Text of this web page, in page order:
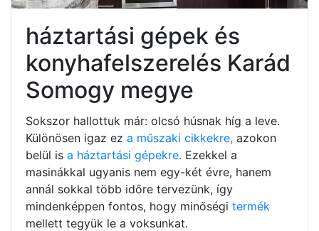
háztartási gépek és
konyhafelszerelés Karád
Somogy megye
Sokszor hallottuk már: olcsó húsnak híg a leve.
Különösen igaz ez a műszaki cikkekre, azokon
belül is a háztartási gépekre. Ezekkel a
masinákkal ugyanis nem egy-két évre, hanem
annál sokkal több időre tervezünk, így
mindenképpen fontos, hogy minőségi termék
mellett tegyük le a voksunkat.